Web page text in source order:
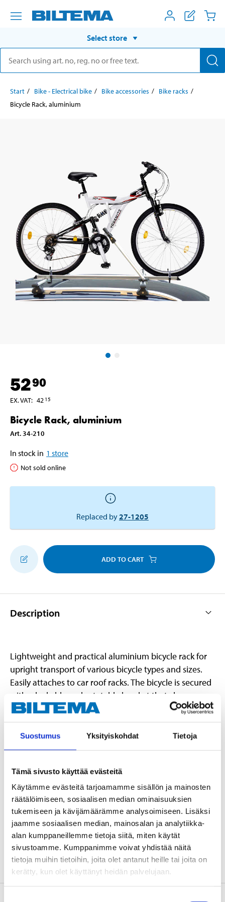
Suostumus Yksityiskohdat Tietoja
Tämä sivusto käyttää evästeitä
Käytämme evästeitä tarjoamamme sisällön ja mainosten
räätälöimiseen, sosiaalisen median ominaisuuksien
tukemiseen ja kävijämäärämme analysoimiseen. Lisäksi
jaamme sosiaalisen median, mainosalan ja analytiikka-
alan kumppaneillemme tietoja siitä, miten käytät
sivustoamme. Kumppanimme voivat yhdistää näitä
tietoja muihin tietoihin, joita olet antanut heille tai joita on
kerätty, kun olet käyttänyt heidän palvelujaan.
Select store
Start Bike - Electrical bike Bike accessories
Bike racks
Bicycle Rack, aluminium
5290
EX. VAT: 42 15
Bicycle Rack, aluminium
Art. 34-210
In stock in 1 store
Not sold online
Replaced by27-1205
ADD TO CART
Description
Lightweight and practical aluminium bicycle rack for
upright transport of various bicycle types and sizes.
Easily attaches to car roof racks. The bicycle is secured
with a lockable and rotatable bracket that clamps
around the bicycle frame. Fits most frames.
Technical specifications
Lad
Length
Width
270 mm
Height
50 mm
Weight
2,2 kg